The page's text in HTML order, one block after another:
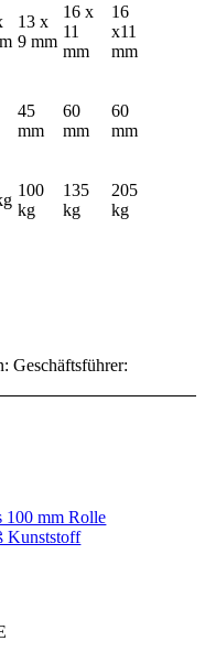
13 x
9 mm
16 x
11
mm
16
x11
mm
45
mm
60
mm
60
mm
100
kg
135
kg
205
kg
Geschäftsführer:
100 mm Rolle
Kunststoff